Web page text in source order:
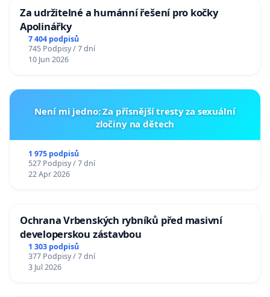
Za udržitelné a humánní řešení pro kočky
Apolinářky
7 404 podpisů
745 Podpisy / 7 dní
10 Jun 2026
Není mi jedno: Za přísnější tresty za sexuální
zločiny na dětech
1 975 podpisů
527 Podpisy / 7 dní
22 Apr 2026
Ochrana Vrbenských rybníků před masivní
developerskou zástavbou
1 303 podpisů
377 Podpisy / 7 dní
3 Jul 2026